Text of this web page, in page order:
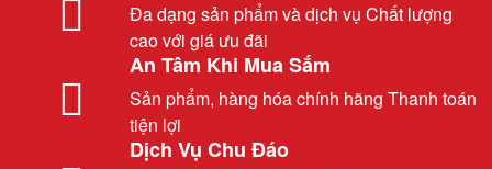
Đa dạng sản phẩm và dịch vụ Chất lượng
cao với giá ưu đãi
An Tâm Khi Mua Sắm
Sản phẩm, hàng hóa chính hãng Thanh toán
tiện lợi
Dịch Vụ Chu Đáo